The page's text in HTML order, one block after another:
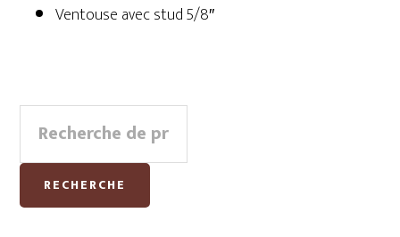
Ventouse avec stud 5/8″
Primary
Sidebar
Recherche
pour :
RECHERCHE